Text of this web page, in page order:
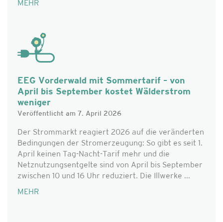
MEHR
EEG Vorderwald mit Sommertarif – von
April bis September kostet Wälderstrom
weniger
Veröffentlicht am 7. April 2026
Der Strommarkt reagiert 2026 auf die veränderten
Bedingungen der Stromerzeugung: So gibt es seit 1.
April keinen Tag-Nacht-Tarif mehr und die
Netznutzungsentgelte sind von April bis September
zwischen 10 und 16 Uhr reduziert. Die Illwerke ...
MEHR